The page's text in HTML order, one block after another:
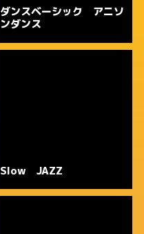
ダンスベーシック アニソ
ンダンス
Slow JAZZ